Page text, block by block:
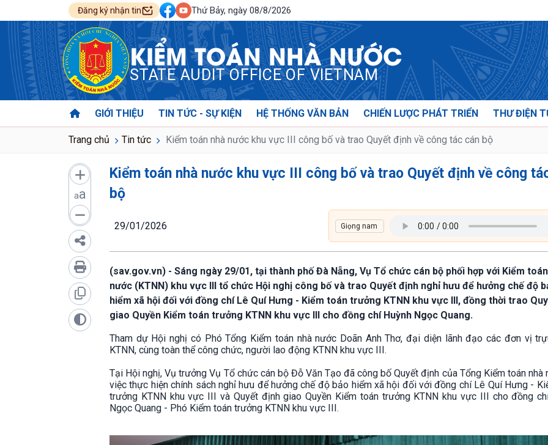
Đăng ký nhận tin Thứ Bảy, ngày 08/8/2026
KIỂM TOÁN NHÀ NƯỚC
STATE AUDIT OFFICE OF VIETNAM
GIỚI THIỆU TIN TỨC - SỰ KIỆN HỆ THỐNG VĂN BẢN CHIẾN LƯỢC PHÁT TRIỂN THƯ ĐIỆN
Trang chủ Tin tức Kiểm toán nhà nước khu vực III công bố và trao Quyết định về công tác cán bộ
aa
Kiểm toán nhà nước khu vực III công bố và trao Quyết định về công
bộ
29/01/2026
(sav.gov.vn) - Sáng ngày 29/01, tại thành phố Đà Nẵng, Vụ Tổ chức cán bộ phối hợp với Kiểm
nước (KTNN) khu vực III tổ chức Hội nghị công bố và trao Quyết định nghỉ hưu để hưởng chế độ
hiểm xã hội đối với đồng chí Lê Quí Hưng - Kiểm toán trưởng KTNN khu vực III, đồng thời trao
giao Quyền Kiểm toán trưởng KTNN khu vực III cho đồng chí Huỳnh Ngọc Quang.
Tham dự Hội nghị có Phó Tổng Kiểm toán nhà nước Doãn Anh Thơ, đại diện lãnh đạo các đơn vị
KTNN, cùng toàn thể công chức, người lao động KTNN khu vực III.
Tại Hội nghị, Vụ trưởng Vụ Tổ chức cán bộ Đỗ Văn Tạo đã công bố Quyết định của Tổng Kiểm toán nhà
việc thực hiện chính sách nghỉ hưu để hưởng chế độ bảo hiểm xã hội đối với đồng chí Lê Quí Hưng -
trưởng KTNN khu vực III và Quyết định giao Quyền Kiểm toán trưởng KTNN khu vực III cho đồng
Ngọc Quang - Phó Kiểm toán trưởng KTNN khu vực III.